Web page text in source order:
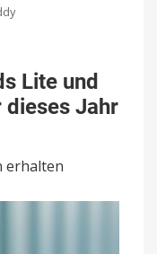
Lite und
dieses Jahr
erhalten